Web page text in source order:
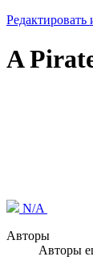
Редактировать
A
N/A
Авторы
Авторы